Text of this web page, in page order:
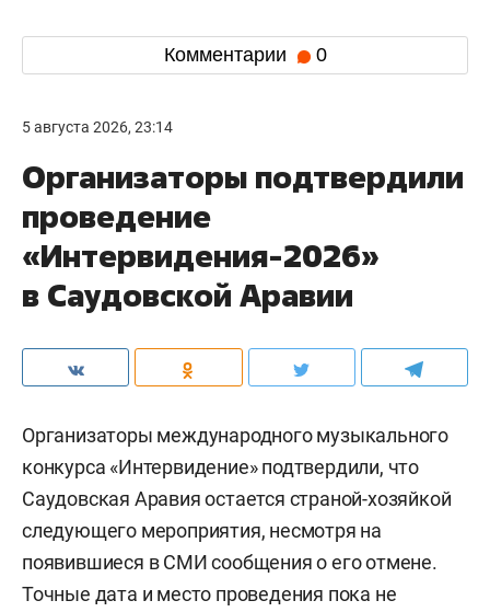
Комментарии 0
5 августа 2026, 23:14
Организаторы подтвердили
проведение
«Интервидения-2026»
в Саудовской Аравии
Организаторы международного музыкального
конкурса «Интервидение» подтвердили, что
Саудовская Аравия остается страной-хозяйкой
следующего мероприятия, несмотря на
появившиеся в СМИ сообщения о его отмене.
Точные дата и место проведения пока не